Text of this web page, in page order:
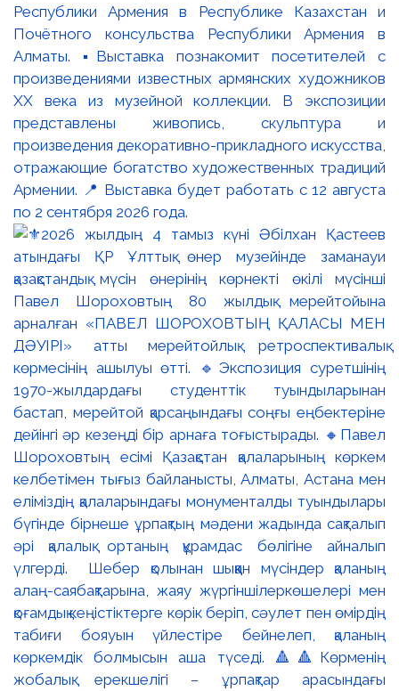
Республики Армения в Республике Казахстан и
Почётного консульства Республики Армения в
Алматы. ▪️Выставка познакомит посетителей с
произведениями известных армянских художников
XX века из музейной коллекции. В экспозиции
представлены живопись, скульптура и
произведения декоративно-прикладного искусства,
отражающие богатство художественных традиций
Армении. 📍 Выставка будет работать с 12 августа
по 2 сентября 2026 года.